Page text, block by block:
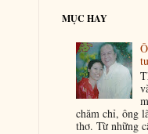
MỤC HAY
chăm chỉ, ông
thơ. Từ những